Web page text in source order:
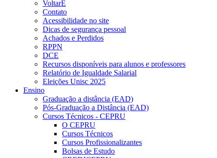
VoltarE
Contato
Acessibilidade no site
Dicas de segurança pessoal
Achados e Perdidos
RPPN
DCE
Recursos disponíveis para alunos e professores
Relatório de Igualdade Salarial
Eleições Unisc 2025
Ensino
Graduação a distância (EAD)
Pós-Graduação a Distância (EAD)
Cursos Técnicos - CEPRU
O CEPRU
Cursos Técnicos
Cursos Profissionalizantes
Bolsas de Estudo